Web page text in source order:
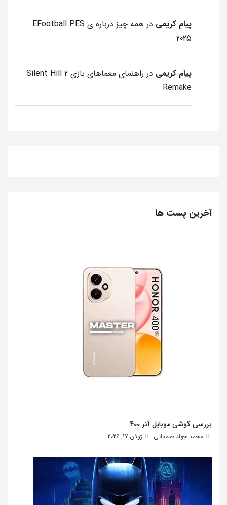
پیام کریمی در
همه چیز درباره ی EFootball PES
2025
پیام کریمی در
راهنمای معماهای بازی Silent Hill 2
Remake
آخرین پست ها
بررسی گوشی موبایل آنر 400
محمد جواد صمدانی ژوئن 17, 2026